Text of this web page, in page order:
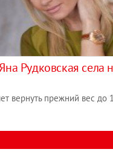
Рудковская села
вернуть прежний вес до